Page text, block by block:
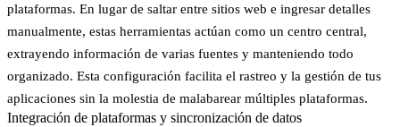
plataformas. En lugar de saltar entre sitios web e ingresar detalles
manualmente, estas herramientas actúan como un centro central,
extrayendo información de varias fuentes y manteniendo todo
organizado. Esta configuración facilita el rastreo y la gestión de tus
aplicaciones sin la molestia de malabarear múltiples plataformas.
Integración de plataformas y sincronización de datos